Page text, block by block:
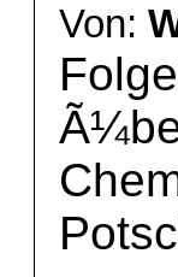
Von: